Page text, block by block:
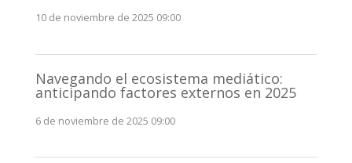
10 de noviembre de 2025 09:00
Navegando el ecosistema mediático:
anticipando factores externos en 2025
6 de noviembre de 2025 09:00